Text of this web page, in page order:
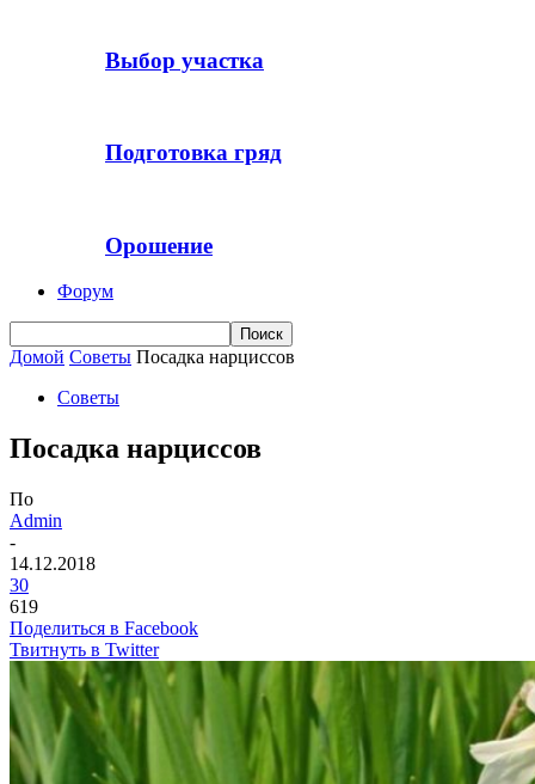
Выбор участка
Подготовка гряд
Орошение
Форум
Домой Советы Посадка нарциссов
Советы
Посадка нарциссов
По
Admin
-
14.12.2018
30
619
Поделиться в Facebook
Твитнуть в Twitter